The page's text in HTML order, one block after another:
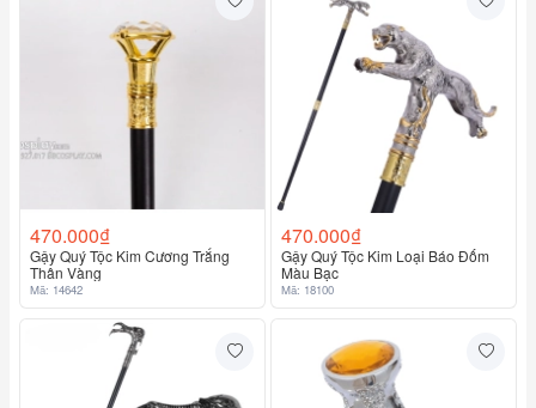
470.000₫
Gậy Quý Tộc Kim Cương Trắng
Thân Vàng
Mã: 14642
470.000₫
Gậy Quý Tộc Kim Loại Báo Đốm
Màu Bạc
Mã: 18100